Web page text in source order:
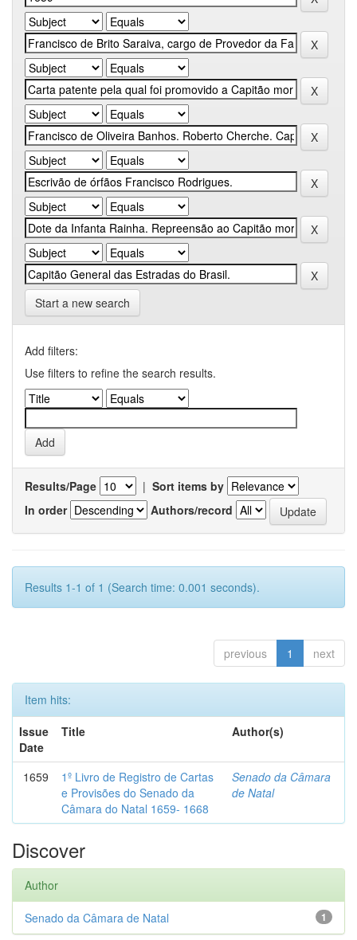
Start a new search
Add filters:
Use filters to refine the search results.
Results/Page | Sort items by
In order
Authors/record
Results 1-1 of 1 (Search time: 0.001 seconds).
previous 1 next
Item hits:
Issue
Date
Title Author(s)
1659
1º Livro de Registro de Cartas
e Provisões do Senado da
Câmara do Natal 1659- 1668
Senado da Câmara
de Natal
Discover
Author
1
Senado da Câmara de Natal